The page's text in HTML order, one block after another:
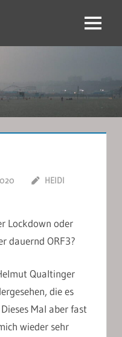
Menu
HEIDI
Lockdown oder
dauernd ORF3?
Qualtinger
die es
Mal aber fast
wieder sehr